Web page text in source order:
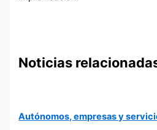
Noticias
Autónomos, empresas y